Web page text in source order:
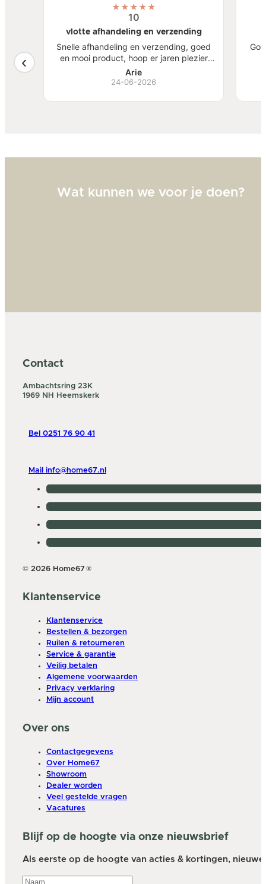
mooi
★★★★★
10
vlotte afhandeling en verzending
Snelle afhandeling en verzending, goed
en mooi product, hoop er jaren plezier
van te hebben.
Arie
24-06-2026
Wat kunnen we voor je doen?
Contact
Ambachtsring 23K
1969 NH Heemskerk
Bel 0251 76 90 41
Mail info@home67.nl
© 2026 Home67 ®
Klantenservice
Klantenservice
Bestellen & bezorgen
Ruilen & retourneren
Service & garantie
Veilig betalen
Algemene voorwaarden
Privacy verklaring
Mijn account
Over ons
Contactgegevens
Over Home67
Showroom
Dealer worden
Veel gestelde vragen
Vacatures
Blijf op de hoogte via onze nieuwsbrief
Als eerste op de hoogte van acties & kortingen,